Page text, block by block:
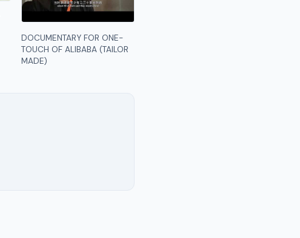
DOCUMENTARY FOR ONE-
TOUCH OF ALIBABA (TAILOR
MADE)